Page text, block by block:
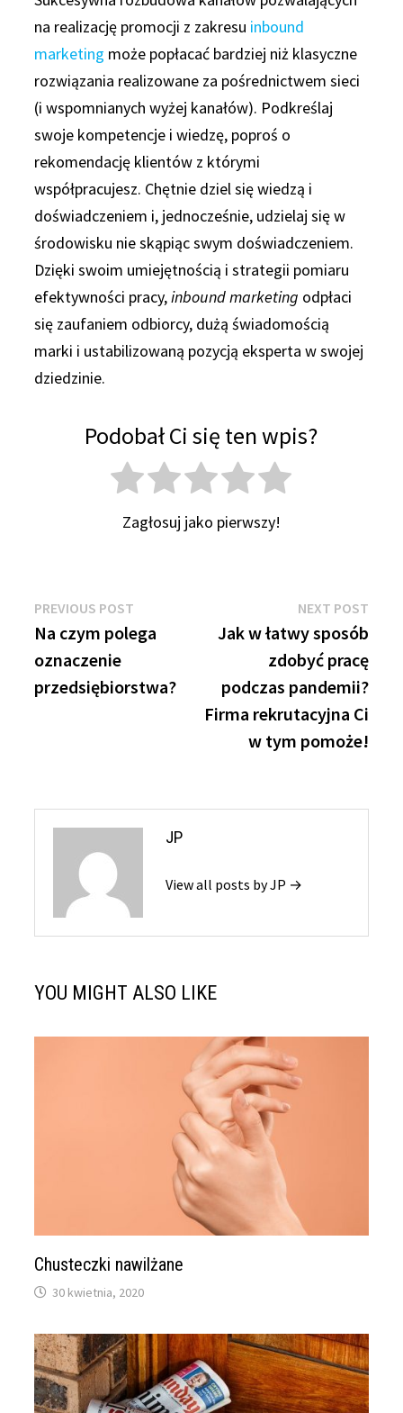
na realizację promocji z zakresu inbound
marketing może popłacać bardziej niż klasyczne
rozwiązania realizowane za pośrednictwem sieci
(i wspomnianych wyżej kanałów). Podkreślaj
swoje kompetencje i wiedzę, poproś o
rekomendację klientów z którymi
współpracujesz. Chętnie dziel się wiedzą i
doświadczeniem i, jednocześnie, udzielaj się w
środowisku nie skąpiąc swym doświadczeniem.
Dzięki swoim umiejętnością i strategii pomiaru
efektywności pracy,inbound marketing odpłaci
się zaufaniem odbiorcy, dużą świadomością
marki i ustabilizowaną pozycją eksperta w swojej
dziedzinie.
Podobał Ci się ten wpis?
Zagłosuj jako pierwszy!
Nawigacja
wpisu
PREVIOUS POST
post:
Na czym polega
oznaczenie
przedsiębiorstwa?
NEXT POSTNext
post:
Jak w łatwy sposób
zdobyć pracę
podczas pandemii?
Firma rekrutacyjna Ci
w tym pomoże!
JP
View all posts by JP →
YOU MIGHT ALSO LIKE
Chusteczki nawilżane
30 kwietnia, 2020